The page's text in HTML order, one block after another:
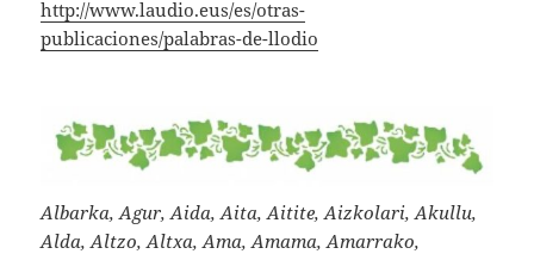
http://www.laudio.eus/es/otras-
publicaciones/palabras-de-llodio
Albarka, Agur, Aida, Aita, Aitite, Aizkolari, Akullu,
Alda, Altzo, Altxa, Ama, Amama, Amarrako,